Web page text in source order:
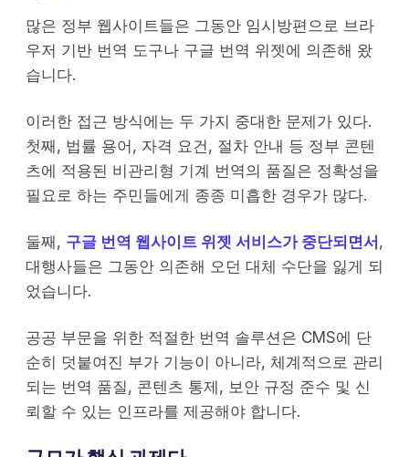
많은 정부 웹사이트들은 그동안 임시방편으로 브라
우저 기반 번역 도구나 구글 번역 위젯에 의존해 왔
습니다.
이러한 접근 방식에는 두 가지 중대한 문제가 있다.
첫째, 법률 용어, 자격 요건, 절차 안내 등 정부 콘텐
츠에 적용된 비관리형 기계 번역의 품질은 정확성을
필요로 하는 주민들에게 종종 미흡한 경우가 많다.
둘째, 구글 번역 웹사이트 위젯 서비스가 중단되면서,
대행사들은 그동안 의존해 오던 대체 수단을 잃게 되
었습니다.
공공 부문을 위한 적절한 번역 솔루션은 CMS에 단
순히 덧붙여진 부가 기능이 아니라, 체계적으로 관리
되는 번역 품질, 콘텐츠 통제, 보안 규정 준수 및 신
뢰할 수 있는 인프라를 제공해야 합니다.